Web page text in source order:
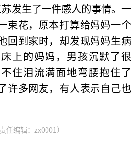
发生了一件感人的事情。一
束花，原本打算给妈妈一个
回到家时，却发现妈妈生病
上的妈妈，男孩沉默了很
住泪流满面地弯腰抱住了
许多网友，有人表示自己也
责任编辑：zx0001）